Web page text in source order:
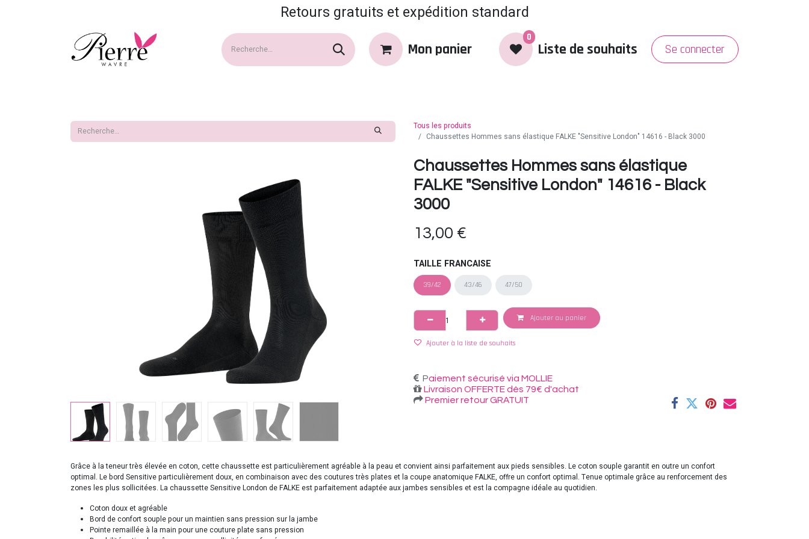
Retours gratuits et expédition standard
Mon panier
0
Liste de souhaits Se connecter
Tous les produits
Chaussettes Hommes sans élastique FALKE "Sensitive London" 14616 - Black 3000
Chaussettes Hommes sans élastique
FALKE "Sensitive London" 14616 - Black
3000
13,00 €
TAILLE FRANCAISE
39/42 43/46 47/50
Ajouter au panier
Ajouter à la liste de souhaits
Paiement sécurisé via MOLLIE
Livraison OFFERTE dès 79€ d'achat
Premier retour GRATUIT
Grâce à la teneur très élevée en coton, cette chaussette est particulièrement agréable à la peau et convient ainsi parfaitement aux pieds sensibles. Le coton souple garantit en outre un confort
optimal. Le bord Sensitive particulièrement doux, en combinaison avec des coutures très plates et la coupe anatomique FALKE, offre un confort optimal. Tenue optimale grâce au renforcement des
zones les plus sollicitées. La chaussette Sensitive London de FALKE est parfaitement adaptée aux jambes sensibles et est la compagne idéale au quotidien.
Coton doux et agréable
Bord de confort souple pour un maintien sans pression sur la jambe
Pointe remaillée à la main pour une couture plate sans pression